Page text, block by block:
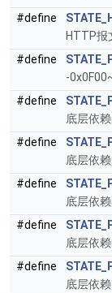
#define
HTTP报
#define
-
#define
底层依
#define
底层依
#define
底层依
#define
底层依
#define
底层依